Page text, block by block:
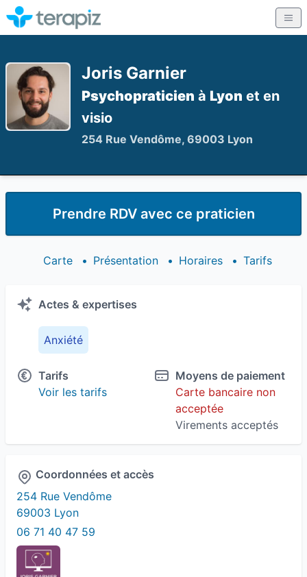
Joris Garnier
Psychopraticien à Lyon et en
visio
254 Rue Vendôme, 69003 Lyon
Prendre RDV avec ce praticien
Carte • Présentation • Horaires • Tarifs
Actes & expertises
Anxiété
Tarifs
Voir les tarifs
Moyens de paiement
Carte bancaire non
acceptée
Virements acceptés
Coordonnées et accès
254 Rue Vendôme
69003 Lyon
06 71 40 47 59